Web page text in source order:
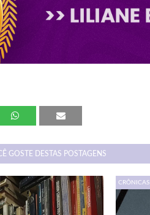
GOSTE DESTAS POSTAGENS
CRÔNICAS